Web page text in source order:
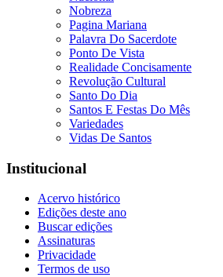
Nobreza
Pagina Mariana
Palavra Do Sacerdote
Ponto De Vista
Realidade Concisamente
Revolução Cultural
Santo Do Dia
Santos E Festas Do Mês
Variedades
Vidas De Santos
Institucional
Acervo histórico
Edições deste ano
Buscar edições
Assinaturas
Privacidade
Termos de uso